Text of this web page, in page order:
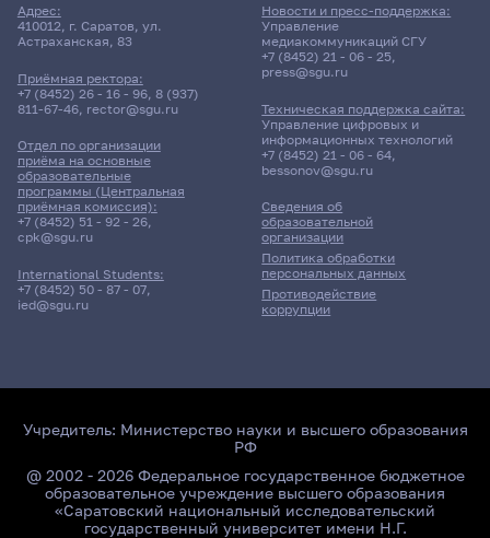
Адрес:
410012, г. Саратов, ул.
Астраханская, 83
Приёмная ректора:
+7 (8452) 26 - 16 - 96, 8 (937)
811-67-46, rector@sgu.ru
Отдел по организации
приёма на основные
образовательные
программы (Центральная
приёмная комиссия):
+7 (8452) 51 - 92 - 26,
cpk@sgu.ru
International Students:
+7 (8452) 50 - 87 - 07,
ied@sgu.ru
Сведения об
образовательной
организации
Политика обработки
персональных данных
Противодействие
коррупции
Новости и пресс-поддержка:
Управление
медиакоммуникаций СГУ
+7 (8452) 21 - 06 - 25,
press@sgu.ru
Техническая поддержка сайта:
Управление цифровых и
информационных технологий
+7 (8452) 21 - 06 - 64,
bessonov@sgu.ru
Учредитель: Министерство науки и высшего образования
РФ
@ 2002 - 2026 Федеральное государственное бюджетное
образовательное учреждение высшего образования
«Саратовский национальный исследовательский
государственный университет имени Н.Г.